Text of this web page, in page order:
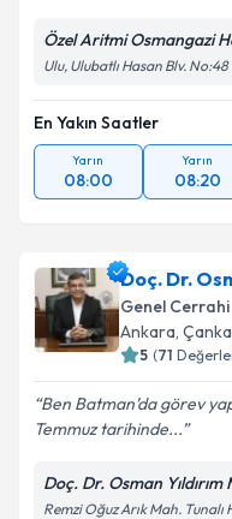
Özel Aritmi Osmangazi
Ulu, Ulubatlı Hasan Blv.
En Yakın Saatler
Yarın
08:00
Yarın
08:20
Doç. Dr.
Genel Cerrahi
Ankara,
5 (71
Ben Batman’da görev
Temmuz tarihinde...
Doç. Dr. Osman
Remzi Oğuz Arık Mah.